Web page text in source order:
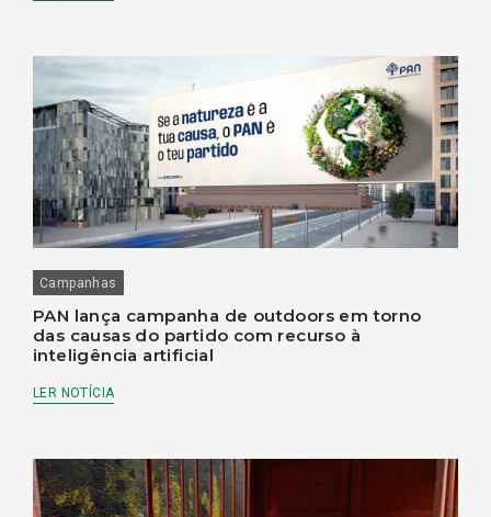
Campanhas
PAN lança campanha de outdoors em torno
das causas do partido com recurso à
inteligência artificial
LER NOTÍCIA